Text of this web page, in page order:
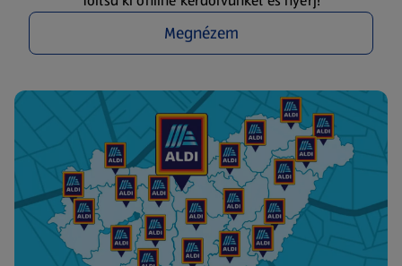
Megnézem